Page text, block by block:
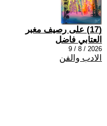
(17) على رصيف مغبر
العتابي فاضل
2026 / 8 / 9
الادب والفن